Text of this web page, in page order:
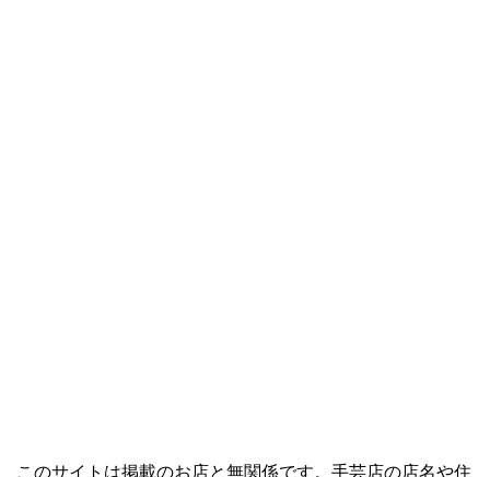
このサイトは掲載のお店と無関係です。手芸店の店名や住